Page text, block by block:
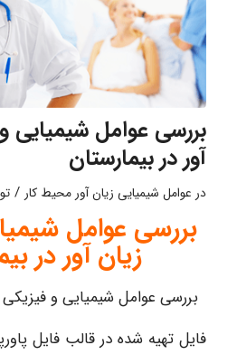
بررسی عوامل شیمیایی
آور در بیمارستان
در عوامل شیمیایی زیان آور محیط کار /
بررسی عوامل
زیان آور در
بررسی عوامل شیمیایی و فیزیکی